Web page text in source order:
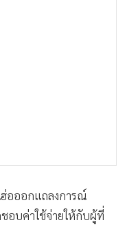
ฮ่อออกแถลงการณ์
บค่าใช้จ่ายให้กับผู้ที่